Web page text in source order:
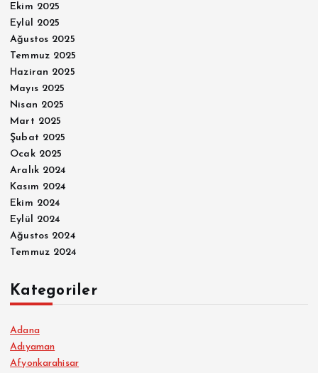
Ekim 2025
Eylül 2025
Ağustos 2025
Temmuz 2025
Haziran 2025
Mayıs 2025
Nisan 2025
Mart 2025
Şubat 2025
Ocak 2025
Aralık 2024
Kasım 2024
Ekim 2024
Eylül 2024
Ağustos 2024
Temmuz 2024
Kategoriler
Adana
Adıyaman
Afyonkarahisar